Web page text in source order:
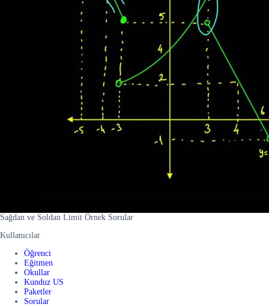
Sağdan ve Soldan Limit Örnek Sorular
Kullanıcılar
Öğrenci
Eğitmen
Okullar
Kunduz US
Paketler
Sorular